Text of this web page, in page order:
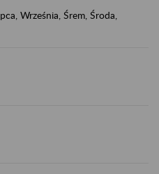
Września, Śrem, Środa,